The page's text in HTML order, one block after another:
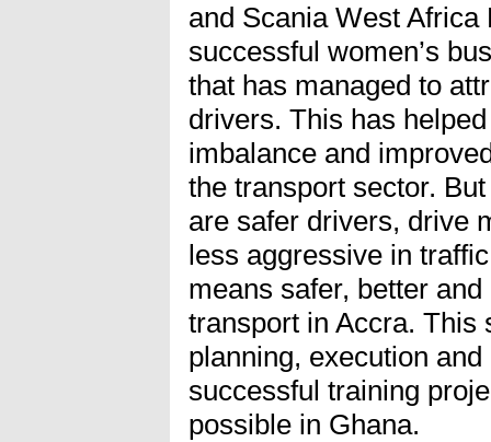
and Scania West
successful women’s
that has managed to
drivers. This has
imbalance and
the transport sector.
are safer drivers, drive
less aggressive in
means safer, better
transport in Accra. This
planning, execution
successful training
possible in Ghana.